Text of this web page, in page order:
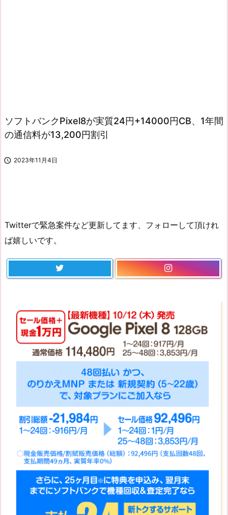
ソフトバンクPixel8が実質24円+14000円CB、1年間
の通信料が13,200円割引
 2023年11月4日
Twitterで緊急案件など更新してます、フォローして頂けれ
ば嬉しいです。